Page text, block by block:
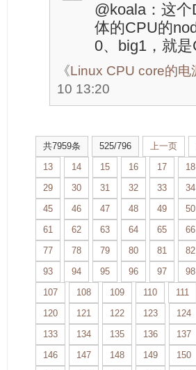
@koala：这
体的CPU的
0、big1，就
《Linux CPU core的
10 13:20
共7959条 525/796 上一页
13
14 15 16 17 18
29
30 31 32 33 34
45
46 47 48 49 50
61
62 63 64 65 66
77
78 79 80 81 82
93
94 95 96 97 98
107
108 109 110 111
120
121 122 123 124
133
134 135 136 137
146
147 148 149 150